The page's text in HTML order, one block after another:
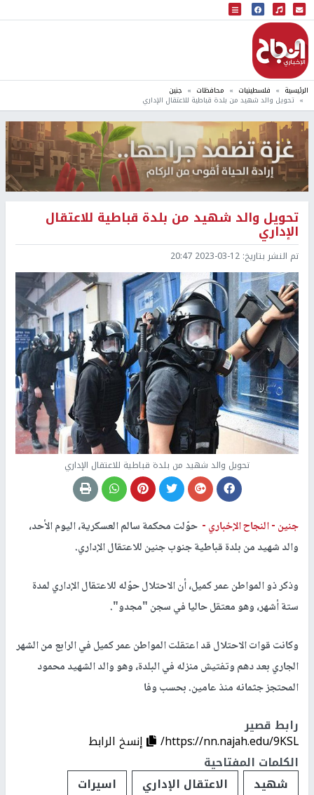
البث المباشر
إذاعة النجاح
الرئيسية فلسطينيات محافظات جنين
تحويل والد شهيد من بلدة قباطية للاعتقال الإداري
تحويل والد شهيد من بلدة قباطية للاعتقال
الإداري
تم النشر بتاريخ: 2023-03-12 20:47
تحويل والد شهيد من بلدة قباطية للاعتقال الإداري
جنين -النجاح الإخباري - حوّلت محكمة سالم العسكرية، اليوم الأحد،
والد شهيد من بلدة قباطية جنوب جنين للاعتقال الإداري.
وذكر ذو المواطن عمر كميل، أن الاحتلال حوّله للاعتقال الإداري لمدة
ستة أشهر، وهو معتقل حاليا في سجن "مجدو".
وكانت قوات الاحتلال قد اعتقلت المواطن عمر كميل في الرابع من الشهر
الجاري بعد دهم وتفتيش منزله في البلدة، وهو والد الشهيد محمود
المحتجز جثمانه منذ عامين. بحسب وفا
رابط قصير
https://nn.najah.edu/9KSL/
إنسخ الرابط
الكلمات المفتاحية
شهيد
الاعتقال الإداري اسيرات